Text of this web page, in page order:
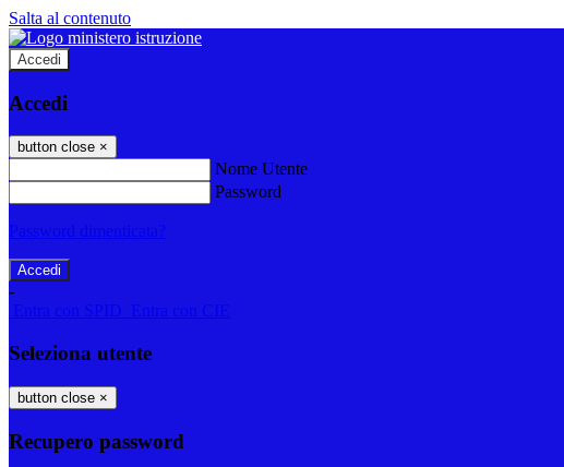
Salta al contenuto
Accedi
Accedi
button close ×
Nome Utente
Password
-
Seleziona utente
button close ×
Recupero password